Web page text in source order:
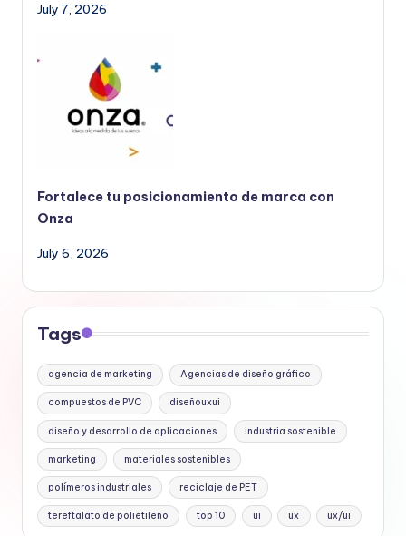
July 7, 2026
Fortalece tu posicionamiento de marca con
Onza
July 6, 2026
Tags
agencia de marketing Agencias de diseño gráfico
compuestos de PVC diseñouxui
diseño y desarrollo de aplicaciones industria sostenible
marketing materiales sostenibles
polímeros industriales reciclaje de PET
tereftalato de polietileno top 10 ui ux ux/ui